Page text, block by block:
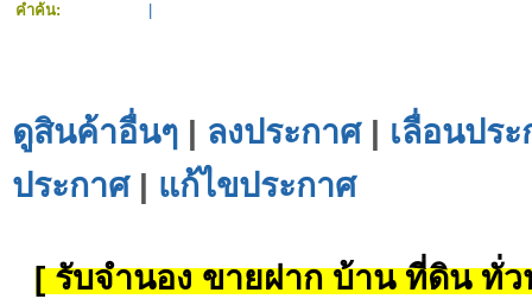
คำค้น:
ดูสินค้าอื่นๆ | ลงประกาศ| เลื่อนปร
ประกาศ| แก้ไขประกาศ
[ รับจำนอง ขายฝาก บ้าน ที่ดิน ทั่ว